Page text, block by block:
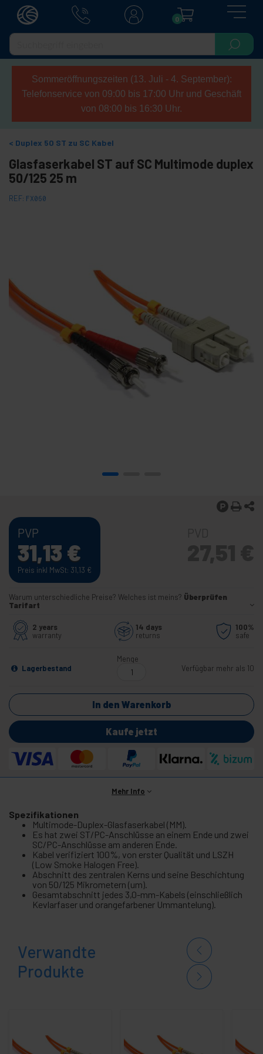
0
Sommeröffnungszeiten (13. Juli - 4. September):
Telefonservice von 09:00 bis 17:00 Uhr und Geschäft
von 08:00 bis 16:30 Uhr.
Duplex 50 ST zu SC Kabel
Glasfaserkabel ST auf SC Multimode duplex
50/125 25 m
REF: FX060
PVP
31,13 €
Preis inkl MwSt: 31,13 €
Warum unterschiedliche Preise? Welches ist meins? Überprüfen
Tarifart
2 years
warranty
14 days
returns
100%
safe
Lagerbestand
Menge
Verfügbar mehr als 10
In den Warenkorb
Kaufe jetzt
Mehr Info
Spezifikationen
Multimode-Duplex-Glasfaserkabel (MM).
Es hat zwei ST/PC-Anschlüsse an einem Ende und zwei
SC/PC-Anschlüsse am anderen Ende.
Kabel verifiziert 100%, von erster Qualität und LSZH
(Low Smoke Halogen Free).
Abschnitt des zentralen Kerns und seine Beschichtung
von 50/125 Mikrometern (um).
Gesamtabschnitt jedes 3,0-mm-Kabels (einschließlich
Kevlarfaser und orangefarbener Ummantelung).
Verwandte
Produkte